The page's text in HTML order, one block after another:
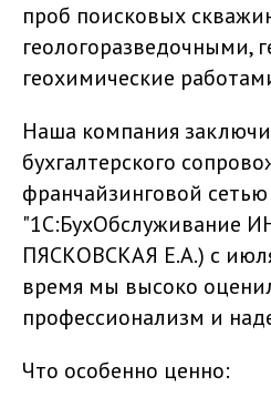
проб поисковых
геологоразведочными,
геохимические
Наша компания
бухгалтерского
франчайзинговой сетью
"1С:БухОбслуживание
ПЯСКОВСКАЯ Е.А.) с
время мы высоко
профессионализм и
Что особенно ценно: